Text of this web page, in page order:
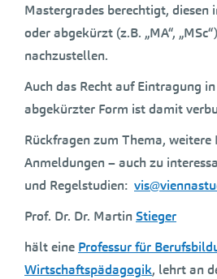
Mastergrades berechtigt,
oder abgekürzt (z.B. „MA“,
nachzustellen.
Auch das Recht auf Eintragung
abgekürzter Form ist damit
Rückfragen zum Thema,
Anmeldungen – auch zu
und Regelstudien:
Prof. Dr. Dr. Martin Stieger
hält eine Professur für
Wirtschaftspädagogik, lehrt an